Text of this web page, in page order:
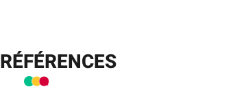
RÉFÉRENCES